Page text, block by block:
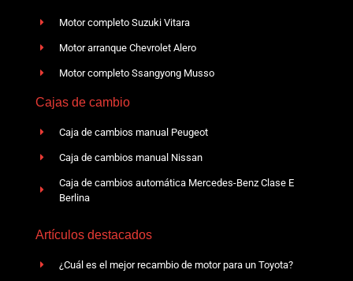
Motor completo Suzuki Vitara
Motor arranque Chevrolet Alero
Motor completo Ssangyong Musso
Cajas de cambio
Caja de cambios manual Peugeot
Caja de cambios manual Nissan
Caja de cambios automática Mercedes-Benz Clase E
Berlina
Artículos destacados
¿Cuál es el mejor recambio de motor para un Toyota?